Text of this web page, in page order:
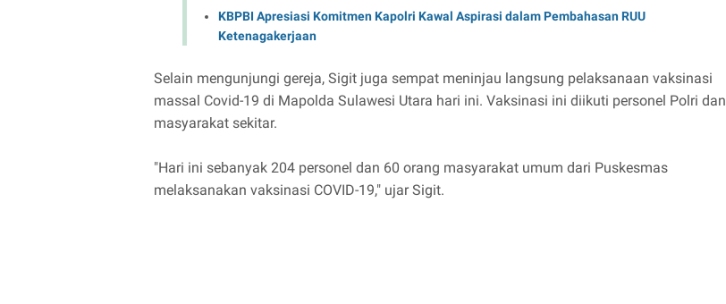
KBPBI Apresiasi Komitmen Kapolri Kawal Aspirasi dalam Pembahasan RUU
Ketenagakerjaan
Selain mengunjungi gereja, Sigit juga sempat meninjau langsung pelaksanaan vaksinasi
massal Covid-19 di Mapolda Sulawesi Utara hari ini. Vaksinasi ini diikuti personel Polri dan
masyarakat sekitar.
"Hari ini sebanyak 204 personel dan 60 orang masyarakat umum dari Puskesmas
melaksanakan vaksinasi COVID-19," ujar Sigit.